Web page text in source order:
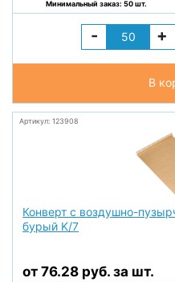
Минимальный заказ: 50 шт.
- +
В
Артикул: 123908
Конверт с воздушно-
бурый K/7
от 76.28 руб. за шт.